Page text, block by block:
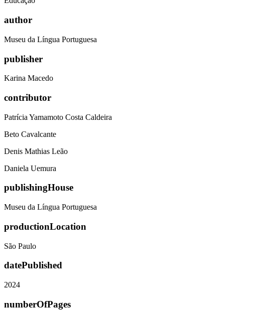
author
Museu da Língua Portuguesa
publisher
Karina Macedo
contributor
Patrícia Yamamoto Costa Caldeira
Beto Cavalcante
Denis Mathias Leão
Daniela Uemura
publishingHouse
Museu da Língua Portuguesa
productionLocation
São Paulo
datePublished
2024
numberOfPages